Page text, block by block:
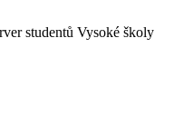
studentů Vysoké školy